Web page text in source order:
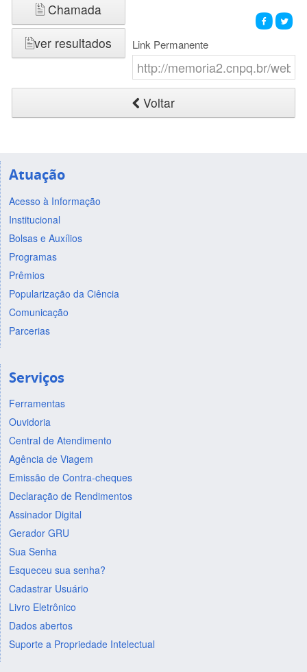
Chamada
ver resultados
Link Permanente
Voltar
Atuação
Acesso à Informação
Institucional
Bolsas e Auxílios
Programas
Prêmios
Popularização da Ciência
Comunicação
Parcerias
Serviços
Ferramentas
Ouvidoria
Central de Atendimento
Agência de Viagem
Emissão de Contra-cheques
Declaração de Rendimentos
Assinador Digital
Gerador GRU
Sua Senha
Esqueceu sua senha?
Cadastrar Usuário
Livro Eletrônico
Dados abertos
Suporte a Propriedade Intelectual